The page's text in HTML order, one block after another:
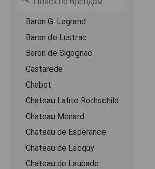
Baron G. Legrand
Baron de Lustrac
Baron de Sigognac
Castarede
Chabot
Chateau Lafite Rothschild
Chateau Menard
Chateau de Esperance
Chateau de Lacquy
Chateau de Laubade